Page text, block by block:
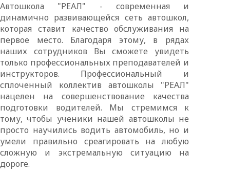
Автошкола "РЕАЛ" - современная и
динамично развивающейся сеть автошкол,
которая ставит качество обслуживания на
первое место. Благодаря этому, в рядах
наших сотрудников Вы сможете увидеть
только профессиональных преподавателей и
инструкторов. Профессиональный и
сплоченный коллектив автошколы "РЕАЛ"
нацелен на совершенствование качества
подготовки водителей. Мы стремимся к
тому, чтобы ученики нашей автошколы не
просто научились водить автомобиль, но и
умели правильно среагировать на любую
сложную и экстремальную ситуацию на
дороге.